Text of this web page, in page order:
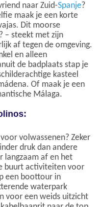
naar Zuid-Spanje?
maak je een korte
Dit moorse
– steekt met zijn
af tegen de omgeving.
en alleen
de badplaats stap je
kasteel
Of maak je een
Málaga.
volwassenen? Zeker
druk dan andere
langzaam af en het
buurt activiteiten voor
een boottour in
waterpark
voor een weids uitzicht